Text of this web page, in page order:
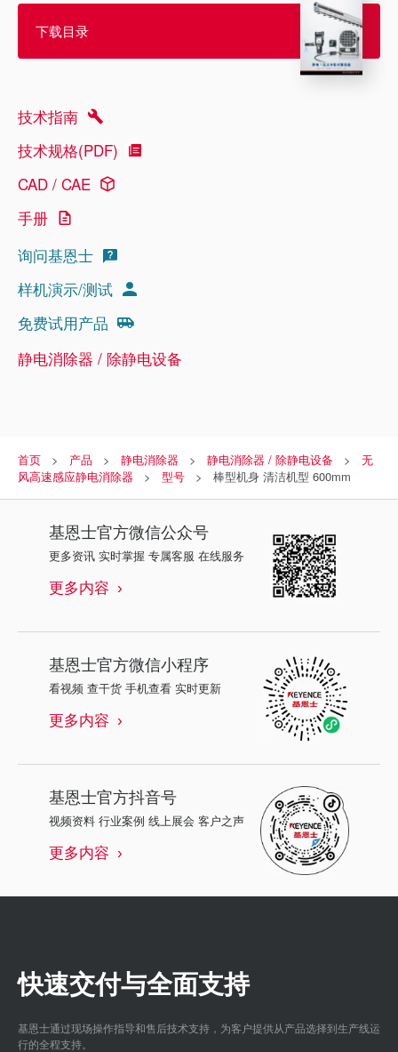
下载目录
技术指南
技术规格(PDF)
CAD / CAE
手册
询问基恩士
样机演示/测试
免费试用产品
静电消除器 / 除静电设备
首页 产品 静电消除器 静电消除器 / 除静电设备
无
风高速感应静电消除器
型号 棒型机身 清洁机型 600mm
基恩士官方微信公众号
更多资讯 实时掌握 专属客服 在线服务
更多内容
基恩士官方微信小程序
看视频 查干货 手机查看 实时更新
更多内容
基恩士官方抖音号
视频资料 行业案例 线上展会 客户之声
更多内容
快速交付与全面支持
基恩士通过现场操作指导和售后技术支持，为客户提供从产品选择到生产线运
行的全程支持。